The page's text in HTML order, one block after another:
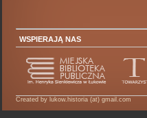
WSPIERAJĄ NAS
Created by lukow.historia (at) gmail.com